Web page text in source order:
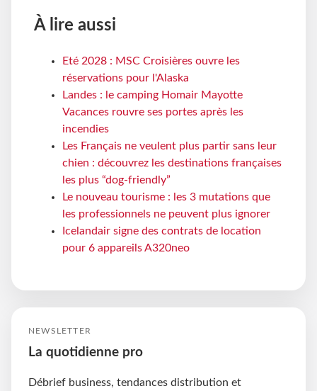
À lire aussi
Eté 2028 : MSC Croisières ouvre les
réservations pour l'Alaska
Landes : le camping Homair Mayotte
Vacances rouvre ses portes après les
incendies
Les Français ne veulent plus partir sans leur
chien : découvrez les destinations françaises
les plus “dog-friendly”
Le nouveau tourisme : les 3 mutations que
les professionnels ne peuvent plus ignorer
Icelandair signe des contrats de location
pour 6 appareils A320neo
NEWSLETTER
La quotidienne pro
Débrief business, tendances distribution et